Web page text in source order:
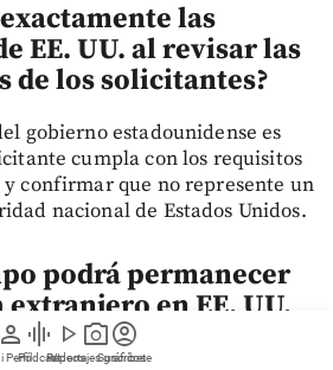
person
Perfil
graphic_eq
Pódcast
play_arrow
Videos
photo_camera
Reportajes gráficos
account_circle
Suscríbete
las
EE. UU. al revisar las
de los solicitantes?
gobierno estadounidense es
cumpla con los requisitos
y confirmar que no represente un
nacional de Estados Unidos.
podrá permanecer
en EE. UU.
reglas?